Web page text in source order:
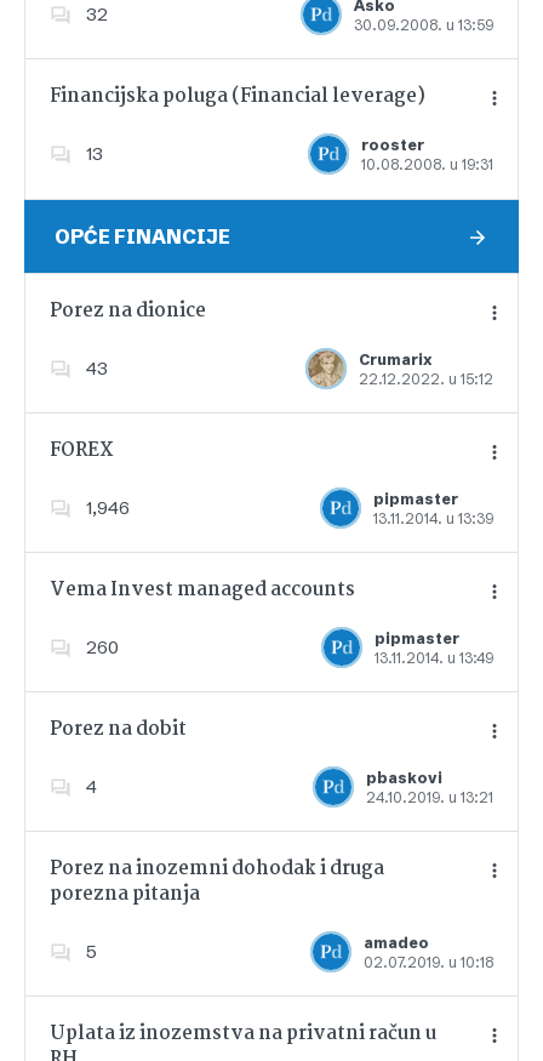
32
Asko
30.09.2008. u 13:59
Dodajte u favorite
Financijska poluga (Financial leverage)
13
rooster
10.08.2008. u 19:31
Dodajte u favorite
OPĆE FINANCIJE
Porez na dionice
43
Crumarix
22.12.2022. u 15:12
Dodajte u favorite
FOREX
1,946
pipmaster
13.11.2014. u 13:39
Dodajte u favorite
Vema Invest managed accounts
260
pipmaster
13.11.2014. u 13:49
Dodajte u favorite
Porez na dobit
4
pbaskovi
24.10.2019. u 13:21
Dodajte u favorite
Porez na inozemni dohodak i druga
porezna pitanja
5
amadeo
02.07.2019. u 10:18
Dodajte u favorite
Uplata iz inozemstva na privatni račun u